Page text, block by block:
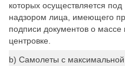
которых осуществляется под
надзором лица, имеющего
подписи документов о массе
центровке.
b) Самолеты с